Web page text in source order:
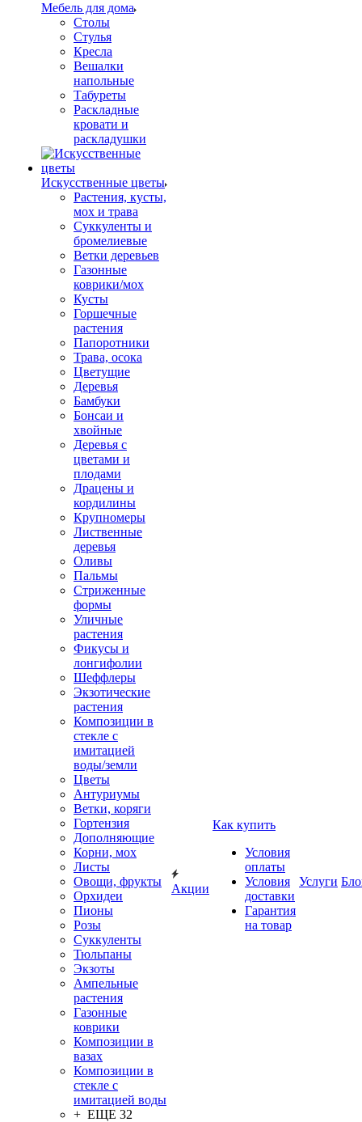
Мебель для дома
Столы
Стулья
Кресла
Вешалки
напольные
Табуреты
Раскладные
кровати и
раскладушки
Искусственные цветы
Растения, кусты,
мох и трава
Суккуленты и
бромелиевые
Ветки деревьев
Газонные
коврики/мох
Кусты
Горшечные
растения
Папоротники
Трава, осока
Цветущие
Деревья
Бамбуки
Бонсаи и
хвойные
Деревья с
цветами и
плодами
Драцены и
кордилины
Крупномеры
Лиственные
деревья
Оливы
Пальмы
Стриженные
формы
Уличные
растения
Фикусы и
лонгифолии
Шеффлеры
Экзотические
растения
Композиции в
стекле с
имитацией
воды/земли
Цветы
Антуриумы
Ветки, коряги
Гортензия
Дополняющие
Корни, мох
Листы
Овощи, фрукты
Орхидеи
Пионы
Розы
Суккуленты
Тюльпаны
Экзоты
Ампельные
растения
Газонные
коврики
Композиции в
вазах
Композиции в
стекле с
имитацией воды
+ ЕЩЕ 32
Акции
Как купить
Условия
оплаты
Условия
доставки
Гарантия
на товар
Услуги